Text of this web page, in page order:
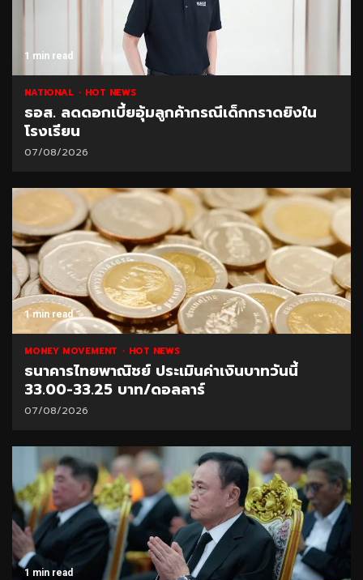
1 min read
NATIONAL HOT NEWS
ธอส. ลดดอกเบี้ยอุ้มลูกค้ากรณีเด็กกราดยิงใน
โรงเรียน
07/08/2026
1 min read
MONEY MOVEMENT HOT NEWS
ธนาคารไทยพาณิชย์ ประเมินค่าเงินบาทวันนี้
33.00-33.25 บาท/ดอลลาร์
07/08/2026
1 min read